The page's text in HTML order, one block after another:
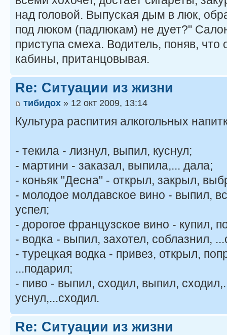
над головой. Выпуская дым в люк,
под люком (падлюкам) не дует?"
приступа смеха. Водитель, поняв, что
кабины, пританцовывая.
Re: Ситуации из жизни
тибидох » 12 окт 2009, 13:14
Культура распития алкогольных
- текила - лизнул, выпил, куснул;
- мартини - заказал, выпила,... дала;
- коньяк "Десна" - открыл, закрыл,
- молодое молдавское вино - выпил,
успел;
- дорогое французское вино - купил,
- водка - выпил, захотел, соблазнил,
- турецкая водка - привез, открыл,
...подарил;
- пиво - выпил, сходил, выпил,
уснул,...сходил.
Re: Ситуации из жизни